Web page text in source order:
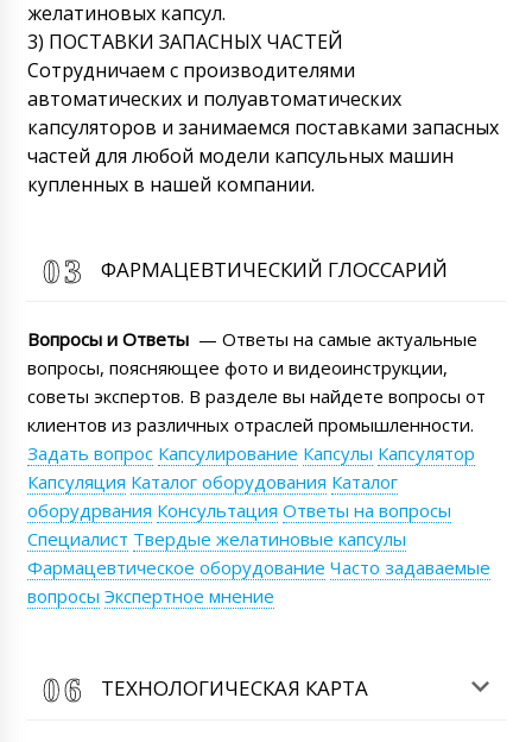
желатиновых капсул.
3) ПОСТАВКИ ЗАПАСНЫХ ЧАСТЕЙ
Сотрудничаем с производителями
автоматических и полуавтоматических
капсуляторов и занимаемся поставками запасных
частей для любой модели капсульных машин
купленных в нашей компании.
ФАРМАЦЕВТИЧЕСКИЙ ГЛОССАРИЙ
Вопросы и Ответы — Ответы на самые актуальные
вопросы, поясняющее фото и видеоинструкции,
советы экспертов. В разделе вы найдете вопросы от
клиентов из различных отраслей промышленности.
Задать вопрос Капсулирование Капсулы Капсулятор
Капсуляция Каталог оборудования Каталог
оборудрвания Консультация Ответы на вопросы
Специалист Твердые желатиновые капсулы
Фармацевтическое оборудование Часто задаваемые
вопросы Экспертное мнение
ТЕХНОЛОГИЧЕСКАЯ КАРТА